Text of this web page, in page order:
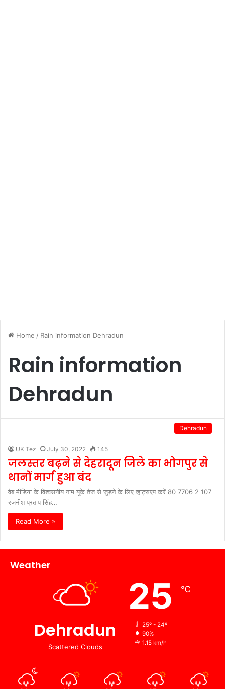
Home / Rain information Dehradun
Rain information
Dehradun
Dehradun
UK Tez July 30, 2022 145
जलस्तर बढ़ने से देहरादून जिले का भोगपुर से
थानों मार्ग हुआ बंद
वेब मीडिया के विश्वसनीय नाम यूके तेज से जुड़ने के लिए व्हाट्सएप करें 80 7706 2 107
रजनीश प्रताप सिंह…
Read More »
Weather
Dehradun
Scattered Clouds
25 ℃
25º - 24º
90%
1.15 km/h